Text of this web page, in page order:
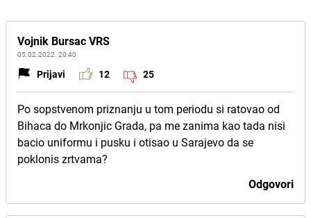
Vojnik Bursac VRS
05.02.2022. 20:40
Prijavi 12 25
Po sopstvenom priznanju u tom periodu si ratovao od
Bihaca do Mrkonjic Grada, pa me zanima kao tada nisi
bacio uniformu i pusku i otisao u Sarajevo da se
poklonis zrtvama?
Odgovori